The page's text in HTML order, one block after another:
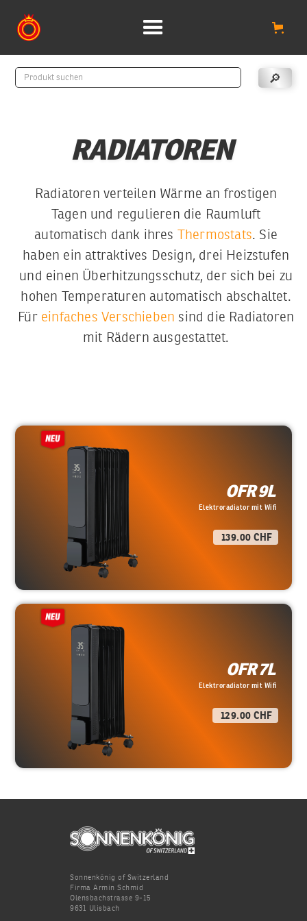
RADIATOREN
Radiatoren verteilen Wärme an frostigen
Tagen und regulieren die Raumluft
automatisch dank ihres Thermostats. Sie
haben ein attraktives Design, drei Heizstufen
und einen Überhitzungsschutz, der sich bei zu
hohen Temperaturen automatisch abschaltet.
Füreinfaches Verschieben sind die Radiatoren
mit Rädern ausgestattet.
OFR 9L
Elektroradiator mit Wifi
139.00 CHF
OFR 7L
Elektroradiator mit Wifi
129.00 CHF
Sonnenkönig of Switzerland
Firma Armin Schmid
Olensbachstrasse 9-15
9631 Ulisbach